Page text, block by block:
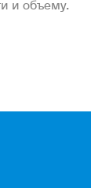
и объему.